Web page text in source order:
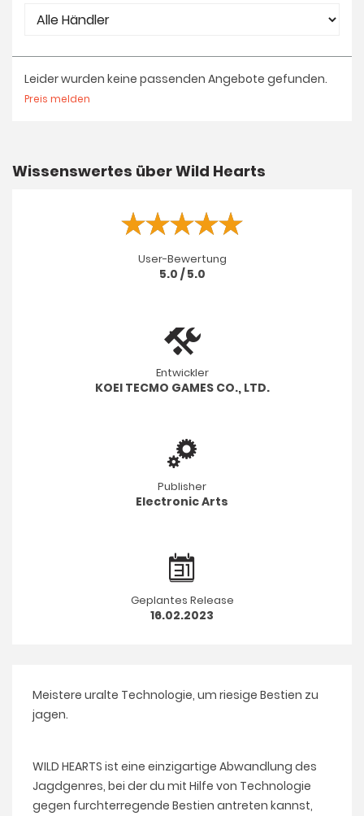
Leider wurden keine passenden Angebote gefunden.
Preis melden
Wissenswertes über Wild Hearts
User-Bewertung
5.0 / 5.0
Entwickler
KOEI TECMO GAMES CO., LTD.
Publisher
Electronic Arts
Geplantes Release
16.02.2023
Meistere uralte Technologie, um riesige Bestien zu
jagen.
WILD HEARTS ist eine einzigartige Abwandlung des
Jagdgenres, bei der du mit Hilfe von Technologie
gegen furchterregende Bestien antreten kannst,